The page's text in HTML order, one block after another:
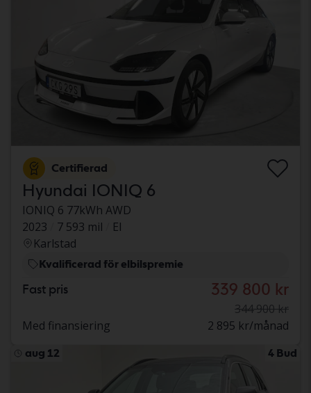
Certifierad
Hyundai IONIQ 6
IONIQ 6 77kWh AWD
2023
7 593 mil
El
Karlstad
Kvalificerad för elbilspremie
Fast pris 339 800 kr
344 900 kr
Med finansiering
2 895 kr/månad
aug 12 4 Bud